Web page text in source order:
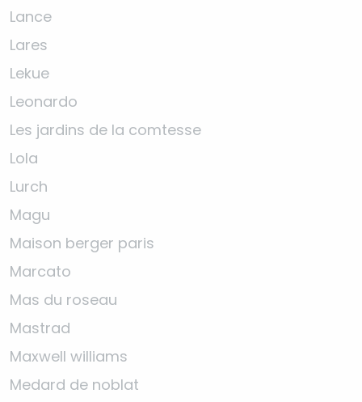
Lance
Lares
Lekue
Leonardo
Les jardins de la comtesse
Lola
Lurch
Magu
Maison berger paris
Marcato
Mas du roseau
Mastrad
Maxwell williams
Medard de noblat